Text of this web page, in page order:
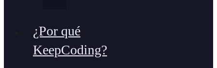
¿Por qué
KeepCoding?